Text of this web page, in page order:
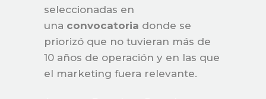
seleccionadas en
una convocatoria donde se
priorizó que no tuvieran más de
10 años de operación y en las que
el marketing fuera relevante.